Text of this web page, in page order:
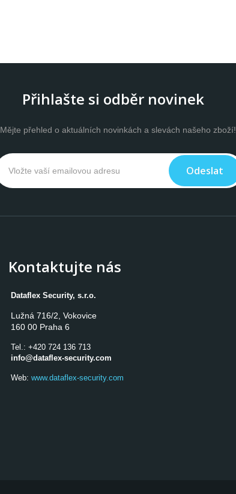
Přihlašte si odběr novinek
Mějte přehled o aktuálních novinkách a slevách našeho zboží!
Odeslat
Kontaktujte nás
Dataflex Security, s.r.o.
Lužná 716/2, Vokovice
160 00 Praha 6
Tel.:+420 724 136 713
info@dataflex-security.com
Web:www.dataflex-security.com